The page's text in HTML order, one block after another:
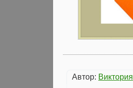
Автор: Виктория